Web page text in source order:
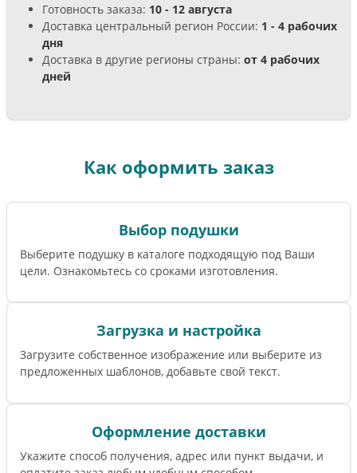
Готовность заказа: 10 - 12 августа
Доставка центральный регион России: 1 - 4 рабочих
дня
Доставка в другие регионы страны: от 4 рабочих
дней
Как оформить заказ
Выбор подушки
Выберите подушку в каталоге подходящую под Ваши
цели. Ознакомьтесь со сроками изготовления.
Загрузка и настройка
Загрузите собственное изображение или выберите из
предложенных шаблонов, добавьте свой текст.
Оформление доставки
Укажите способ получения, адрес или пункт выдачи, и